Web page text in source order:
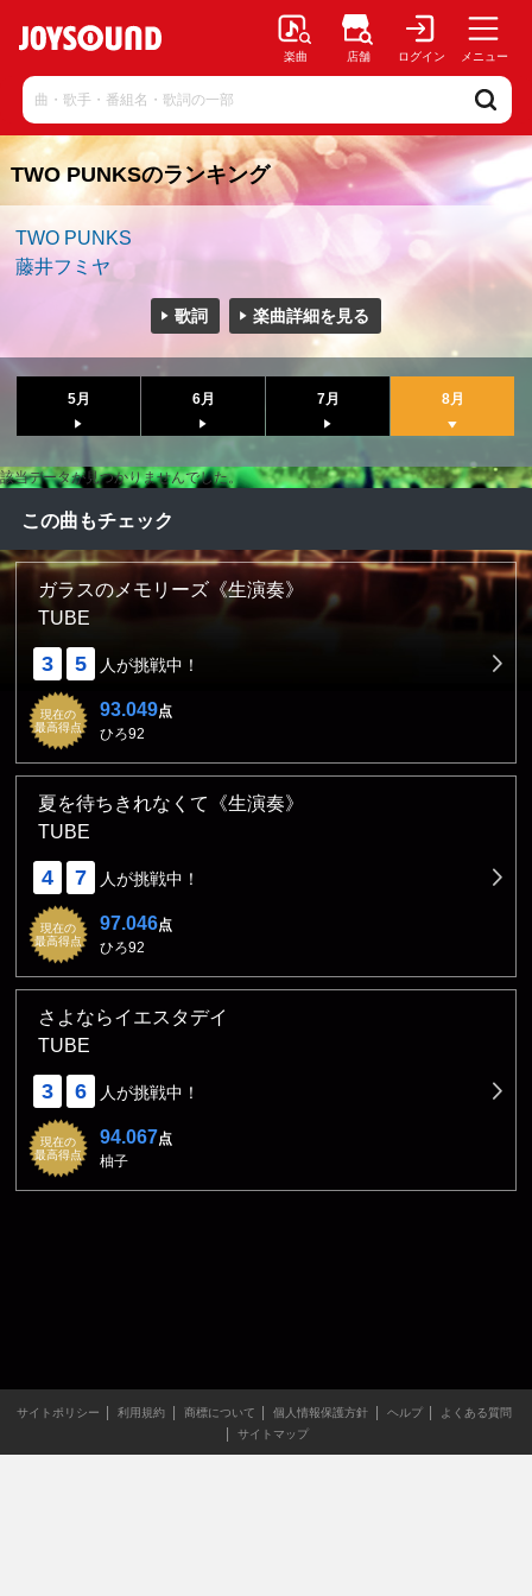
楽曲 店舗 ログイン メニュー
TWO PUNKSのランキング
TWO PUNKS
藤井フミヤ
歌詞 楽曲詳細を見る
5月 6月 7月 8月
該当データが見つかりませんでした。
この曲もチェック
ガラスのメモリーズ《生演奏》
TUBE
3 5 人が挑戦中！
現在の
最高得点
93.049点
ひろ92
夏を待ちきれなくて《生演奏》
TUBE
4 7 人が挑戦中！
現在の
最高得点
97.046点
ひろ92
さよならイエスタデイ
TUBE
3 6 人が挑戦中！
現在の
最高得点
94.067点
柚子
サイトポリシー 利用規約 商標について 個人情報保護方針 ヘルプ
よくある質問
サイトマップ